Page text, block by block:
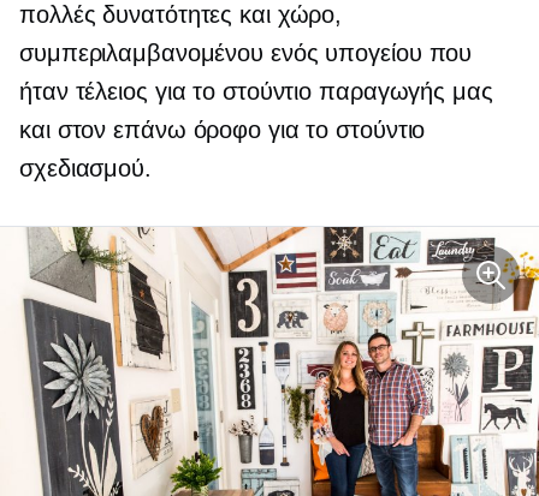
πολλές δυνατότητες και χώρο,
συμπεριλαμβανομένου ενός υπογείου που
ήταν τέλειος για το στούντιο παραγωγής μας
και στον επάνω όροφο για το στούντιο
σχεδιασμού.